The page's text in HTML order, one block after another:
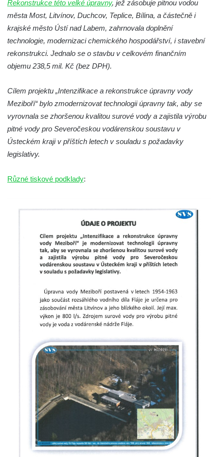
Dům obuvi Baťa v Liberci
Hotel Cristal v Železném Brodě
Spořitelna a muzeum v Železném Brodě
Pojizerské galerie)
Obecní dům v Semilech
Pila U Lišáka u Rabštejna nad Střelou
Bývalá fara v Pražské ulici v Bochově
Fara u kostela svatých Petra a Pavla ve
Žluticích
Fuchsova vila v České Kamenici
Bývalá továrna J. B. Limburger junior,
přádelny bavlny v Chotyni
Bývalá továrna Johann Schowanek, tovární
výroba dřevěného zboží v Jiřetíně pod
Strom života na Dymníku v Rumburku
Pavilon Reinerovy fresky v zámeckém
parku v Duchcově
Dřevěný altán v Teplické ulici v Duchcově
Oplocení čestného dvora zámku v
Duchcově
Fara u kostela Zvěstování Panny Marie na
náměstí Republiky v Duchcově
Fara před kostelem svatých Petra a Pavla v
Areál Mikov v Mikulášovicích – Ignaze
Röslera synové, továrna kovového zboží
Rekonstrukce této velké úpravny, jež zásobuje pitnou vodou
města Most, Litvínov, Duchcov, Teplice, Bílina, a částečně i
krajské město Ústí nad Labem, zahrnovala doplnění
technologie, modernizaci chemického hospodářství, i stavební
rekonstrukci. Jednalo se o stavbu v celkovém finančním
objemu 238,5 mil. Kč (bez DPH).
Cílem projektu „Intenzifikace a rekonstrukce úpravny vody
Meziboří“ bylo zmodernizovat technologii úpravny tak, aby se
vyrovnala se zhoršenou kvalitou surové vody a zajistila výrobu
pitné vody pro Severočeskou vodárenskou soustavu v
Ústeckém kraji v příštích letech v souladu s požadavky
legislativy.
Různé tiskové podklady: